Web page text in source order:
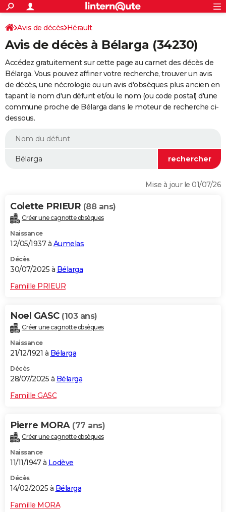
ACTUALITÉS
Politique
Société
Faits Divers
Education
Monde
Villes
+
SPORT
Coupe du monde 2026
Football
Tennis
Cyclisme
Rugby
Forum
Programme TV
TNT
Streaming
Cinéma
Sorties cinéma
Musique
+
FINANCE
Retraite
Epargne
Immobilier
Risques naturels par ville
Assurance
AUTO
Essais
Réserver un essai
Citadines
Berlines
SUV
Forum auto
+
HIGH-TECH
BRICOLAGE
WEEK-END
Alimentation
Guide de la santé
Maladies
Médicaments
Sommeil
VOYAGE
Destinations
City break
Voyage nature
Voyage de noces
Forum
Climat
+PHOTO
GUIDES D'ACHAT
Carte de Noël
Carte Bonne année
Carte Saint-Valentin
Carte Pâques
Carte d'anniversaire
DICTIONNAIRE
Dictionnaire
Biographies
Citations
Expressions
Proverbes
PROGRAMME TV
S'inscrire
Se connecter
Lycées
Collèges
Primaires
Universités
Entreprises
Service militaire
Avis de recherche
AVIS DE DÉCÈS
FORUM
Bricolage
Lifestyle
Culture
Sport
Auto
Television
Voyage
Cinema
Avis de décès Hérault
Avis de décès à Bélarga (34230)
Accédez gratuitement sur cette page au carnet des décès de
Bélarga. Vous pouvez affiner votre recherche, trouver un avis
de décès, une nécrologie ou un avis d'obsèques plus ancien en
tapant le nom d'un défunt et/ou le nom (ou code postal) d'une
commune proche de Bélarga dans le moteur de recherche ci-
dessous.
Mise à jour le 01/07/26
Colette PRIEUR (88 ans)
Créer une cagnotte obsèques
Naissance
12/05/1937 à Aumelas
Décès
30/07/2025 à Bélarga
Famille PRIEUR
Noel GASC (103 ans)
Créer une cagnotte obsèques
Naissance
21/12/1921 à Bélarga
Décès
28/07/2025 à Bélarga
Famille GASC
Pierre MORA (77 ans)
Créer une cagnotte obsèques
Naissance
11/11/1947 à Lodève
Décès
14/02/2025 à Bélarga
Famille MORA